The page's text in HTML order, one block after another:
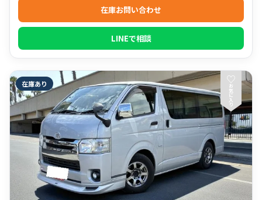
在庫お問い合わせ
LINEで相談
在庫あり ♡
お
気
に
入
り